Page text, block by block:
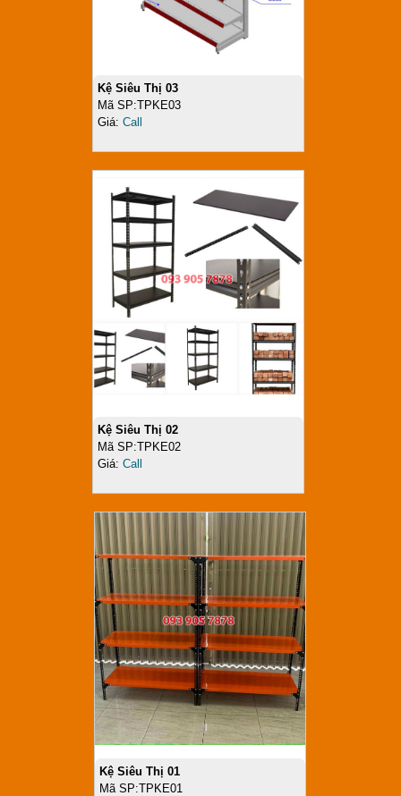
Kệ Siêu Thị 03
Mã SP:TPKE03
Giá: Call
Kệ Siêu Thị 02
Mã SP:TPKE02
Giá: Call
Kệ Siêu Thị 01
Mã SP:TPKE01